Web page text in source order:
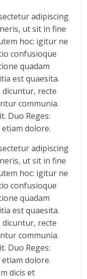
adipiscing
ut sit in fine
hoc: igitur ne
confusioque
quadam
est quaesita.
dicuntur, recte
communia.
Duo Reges:
dolore.
adipiscing
ut sit in fine
hoc: igitur ne
confusioque
quadam
est quaesita.
dicuntur, recte
communia.
Duo Reges:
dolore.
dicis et